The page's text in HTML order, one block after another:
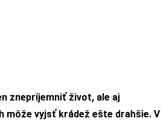
znepríjemniť život, ale aj
môže vyjsť krádež ešte drahšie. V